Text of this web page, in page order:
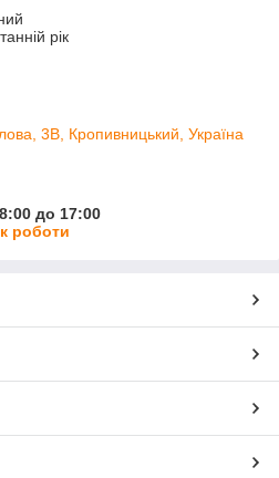
рік
3В, Кропивницький, Україна
до 17:00
роботи